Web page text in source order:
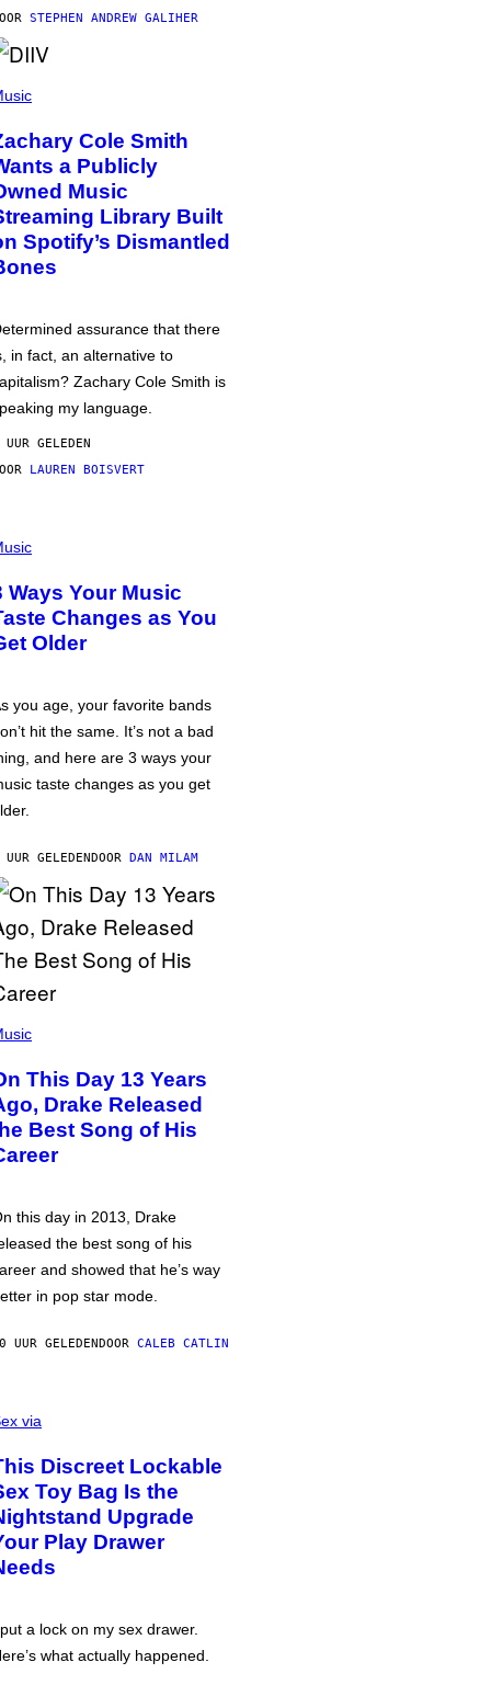
STEPHEN ANDREW GALIHER
Cole Smith
a Publicly
Music
Library Built
Spotify’s Dismantled
assurance that there
in fact, an alternative to
Zachary Cole Smith is
my language.
GELEDEN
LAUREN BOISVERT
Ways Your Music
Changes as You
Older
you age, your favorite bands
hit the same. It’s not a bad
and here are 3 ways your
taste changes as you get
GELEDENDOOR DAN MILAM
This Day 13 Years
Drake Released
Best Song of His
this day in 2013, Drake
the best song of his
and showed that he’s way
in pop star mode.
UUR GELEDENDOOR CALEB CATLIN
via
Discreet Lockable
Toy Bag Is the
Upgrade
Play Drawer
a lock on my sex drawer.
what actually happened.